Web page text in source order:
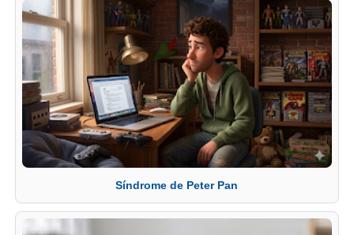
Síndrome de Peter Pan